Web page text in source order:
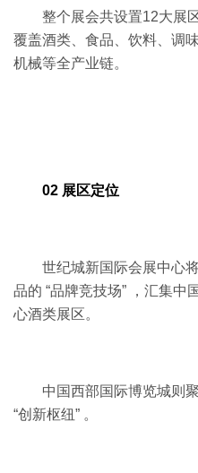
整个展会共设置12大展
覆盖酒类、食品、饮料、调
机械等全产业链。
02 展区定位
世纪城新国际会展中心
品的 “品牌竞技场” ，汇集中
心酒类展区。
中国西部国际博览城则
“创新枢纽” 。